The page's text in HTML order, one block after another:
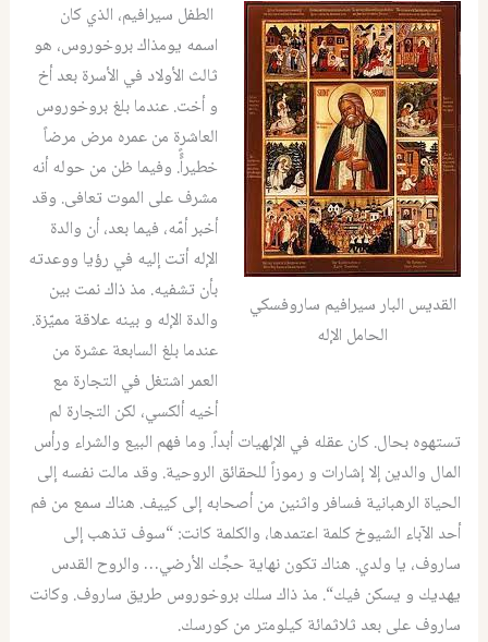
القديس البار سيرافيم ساروفسكي
الحامل الإله
الطفل سيرافيم، الذي كان
اسمه يومذاك بروخوروس، هو
ثالث الأولاد في الأسرة بعد أخ
و أخت. ‏عندما بلغ بروخوروس
العاشرة من عمره مرض مرضاً
خطيراًًً. وفيما ظن من حوله أنه
مشرف على الموت تعافى. وقد
أخبر أمّه، فيما بعد، أن والدة
الإله أتت إليه في رؤيا ووعدته
بأن تشفيه. مذ ذاك نمت بين
والدة الإله و بينه علاقة مميّزة.
عندما بلغ السابعة عشرة من
العمر اشتغل في التجارة مع
أخيه ألكسي، لكن التجارة لم
تستهوه بحال.كان عقله في الإلهيات أبداً. وما فهم البيع والشراء ورأس
المال والدين إلا إشارات و رموزاً للحقائق الروحية. وقد مالت نفسه إلى
الحياة الرهبانية فسافر واثنين من أصحابه إلى كييف. هناك سمع من فم
أحد الآباء الشيوخ كلمة اعتمدها، والكلمة كانت: “سوف تذهب إلى
ساروف، يا ولدي. هناك تكون نهاية حجِّك الأرضي… والروح القدس
يهديك و يسكن فيك“. مذ ذاك سلك بروخوروس طريق ساروف. وكانت
ساروف على بعد ثلاثمائة كيلومتر من كورسك.